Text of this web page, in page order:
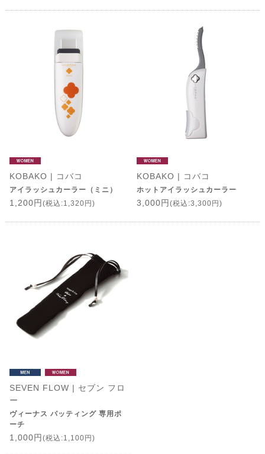
KOBAKO | コバコ
アイラッシュカーラー（ミニ）
1,200円 (税込:1,320円)
KOBAKO | コバコ
ホットアイラッシュカーラー
3,000円 (税込:3,300円)
SEVEN FLOW | セブン フロ
ー
ヴィーナス パッティング 専用ポ
ーチ
1,000円 (税込:1,100円)